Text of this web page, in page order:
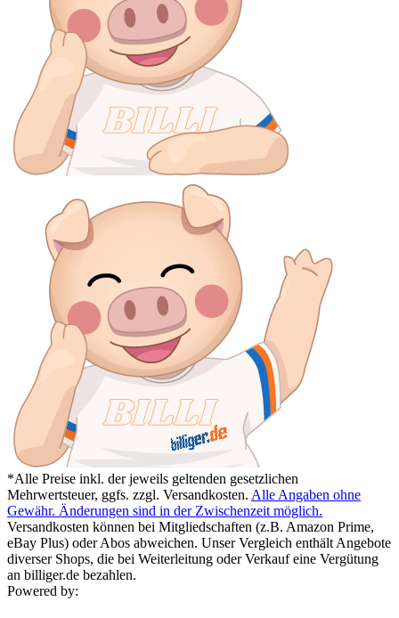
*Alle Preise inkl. der jeweils geltenden gesetzlichen
Mehrwertsteuer, ggfs. zzgl. Versandkosten. Alle Angaben ohne
Gewähr. Änderungen sind in der Zwischenzeit möglich.
Versandkosten können bei Mitgliedschaften (z.B. Amazon Prime,
eBay Plus) oder Abos abweichen. Unser Vergleich enthält Angebote
diverser Shops, die bei Weiterleitung oder Verkauf eine Vergütung
an billiger.de bezahlen.
Powered by: